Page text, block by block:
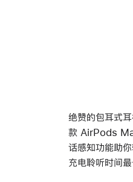
绝赞的包耳式
款 AirPods
话感知功能助
充电聆听时间